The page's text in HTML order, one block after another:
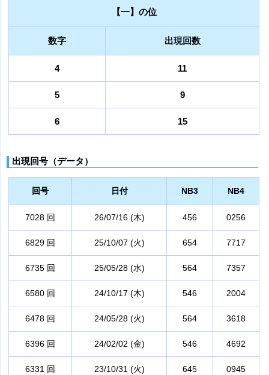
【一】の位
数字 出現回数
4 11
5 9
6 15
出現回号（データ）
回号 日付 NB3 NB4
7028 回 26/07/16 (木) 456 0256
6829 回 25/10/07 (火) 654 7717
6735 回 25/05/28 (水) 564 7357
6580 回 24/10/17 (木) 546 2004
6478 回 24/05/28 (火) 564 3618
6396 回 24/02/02 (金) 546 4692
6331 回 23/10/31 (火) 645 0945